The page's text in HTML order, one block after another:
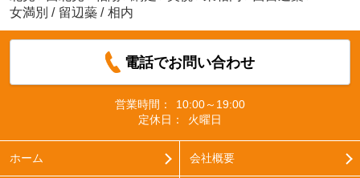
女満別 / 留辺蘂 / 相内
電話でお問い合わせ
営業時間：
10:00～19:00
定休日：
火曜日
ホーム 会社概要